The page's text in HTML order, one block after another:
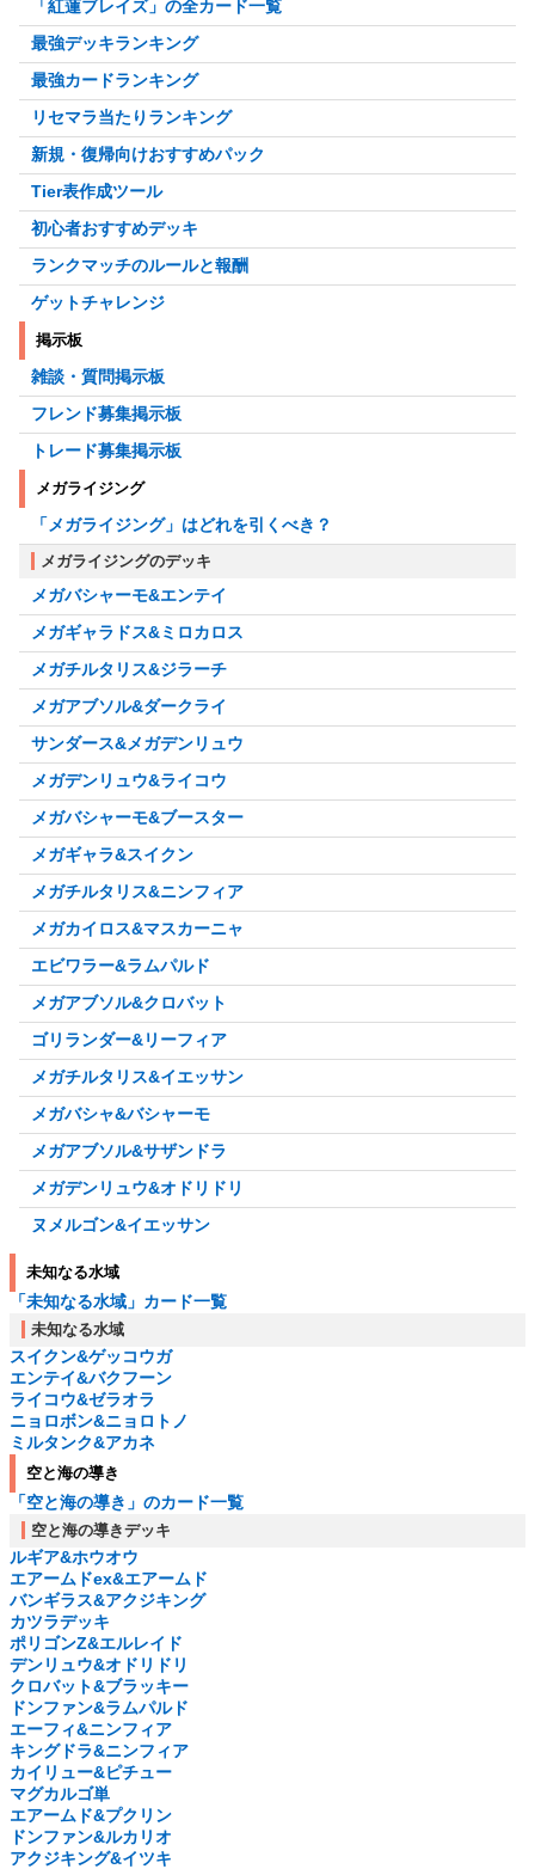
「紅蓮ブレイズ」の全カード一覧
最強デッキランキング
最強カードランキング
リセマラ当たりランキング
新規・復帰向けおすすめパック
Tier表作成ツール
初心者おすすめデッキ
ランクマッチのルールと報酬
ゲットチャレンジ
掲示板
雑談・質問掲示板
フレンド募集掲示板
トレード募集掲示板
メガライジング
「メガライジング」はどれを引くべき？
メガライジングのデッキ
メガバシャーモ&エンテイ
メガギャラドス&ミロカロス
メガチルタリス&ジラーチ
メガアブソル&ダークライ
サンダース&メガデンリュウ
メガデンリュウ&ライコウ
メガバシャーモ&ブースター
メガギャラ&スイクン
メガチルタリス&ニンフィア
メガカイロス&マスカーニャ
エビワラー&ラムパルド
メガアブソル&クロバット
ゴリランダー&リーフィア
メガチルタリス&イエッサン
メガバシャ&バシャーモ
メガアブソル&サザンドラ
メガデンリュウ&オドリドリ
ヌメルゴン&イエッサン
未知なる水域
「未知なる水域」カード一覧
未知なる水域
スイクン&ゲッコウガ
エンテイ&バクフーン
ライコウ&ゼラオラ
ニョロボン&ニョロトノ
ミルタンク&アカネ
空と海の導き
「空と海の導き」のカード一覧
空と海の導きデッキ
ルギア&ホウオウ
エアームドex&エアームド
バンギラス&アクジキング
カツラデッキ
ポリゴンZ&エルレイド
デンリュウ&オドリドリ
クロバット&ブラッキー
ドンファン&ラムパルド
エーフィ&ニンフィア
キングドラ&ニンフィア
カイリュー&ピチュー
マグカルゴ単
エアームド&プクリン
ドンファン&ルカリオ
アクジキング&イツキ